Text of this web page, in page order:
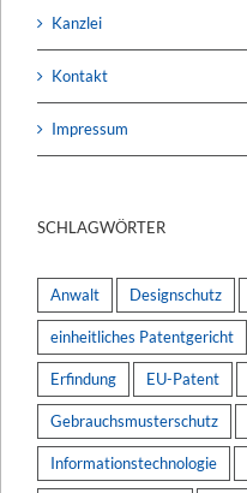
Kanzlei
Kontakt
Impressum
SCHLAGWÖRTER
Anwalt Designschutz
einheitliches Patentgericht
Erfindung EU-Patent
Gebrauchsmusterschutz
Informationstechnologie